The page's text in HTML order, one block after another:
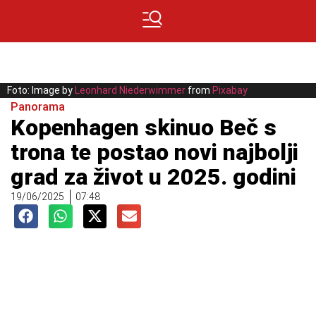
Foto: Image by Leonhard Niederwimmer from Pixabay
Panorama
Kopenhagen skinuo Beč s
trona te postao novi najbolji
grad za život u 2025. godini
19/06/2025 07:48